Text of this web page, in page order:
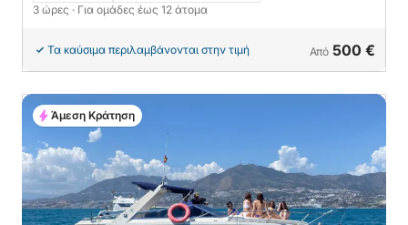
3 ώρες · Για ομάδες έως 12 άτομα
Τα καύσιμα περιλαμβάνονται στην τιμή Από 500 €
Άμεση Κράτηση